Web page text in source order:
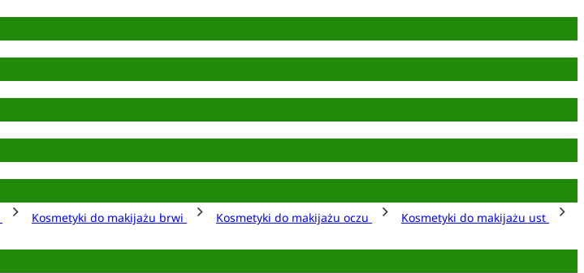
Kosmetyki do makijażu brwi Kosmetyki do makijażu oczu
Kosmetyki do makijażu ust